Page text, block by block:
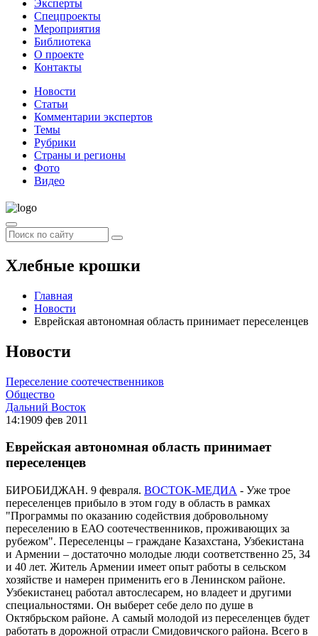
Эксперты
Спецпроекты
Мероприятия
Библиотека
О проекте
Контакты
Новости
Статьи
Комментарии экспертов
Темы
Рубрики
Страны и регионы
Фото
Видео
Хлебные крошки
Главная
Новости
Еврейская автономная область принимает переселенцев
Новости
Переселение соотечественников
Общество
Дальний Восток
14:1909 фев 2011
Еврейская автономная область принимает
переселенцев
БИРОБИДЖАН. 9 февраля. ВОСТОК-МЕДИА - Уже трое
переселенцев прибыло в этом году в область в рамках
"Программы по оказанию содействия добровольному
переселению в ЕАО соотечественников, проживающих за
рубежом". Переселенцы – граждане Казахстана, Узбекистана
и Армении – достаточно молодые люди соответственно 25, 34
и 40 лет. Житель Армении имеет опыт работы в сельском
хозяйстве и намерен применить его в Ленинском районе.
Узбекистанец работал автослесарем, но владеет и другими
специальностями. Он выберет себе дело по душе в
Октябрьском районе. А самый молодой из переселенцев будет
работать в дорожной отрасли Смидовичского района. Всего в